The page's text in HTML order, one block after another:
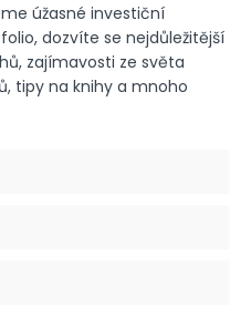
úžasné investiční
dozvíte se nejdůležitější
zajímavosti ze světa
tipy na knihy a mnoho